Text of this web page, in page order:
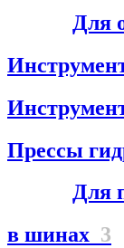
Для
Прессы
Для
в шинах 3